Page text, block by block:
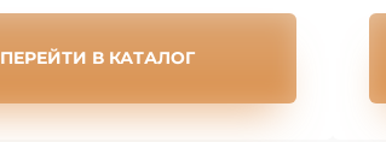
ПЕРЕЙТИ В КАТАЛОГ